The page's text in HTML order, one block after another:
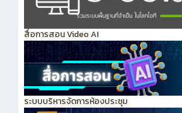
สื่อการสอน Video AI
ระบบบริหารจัดการห้องประชุม